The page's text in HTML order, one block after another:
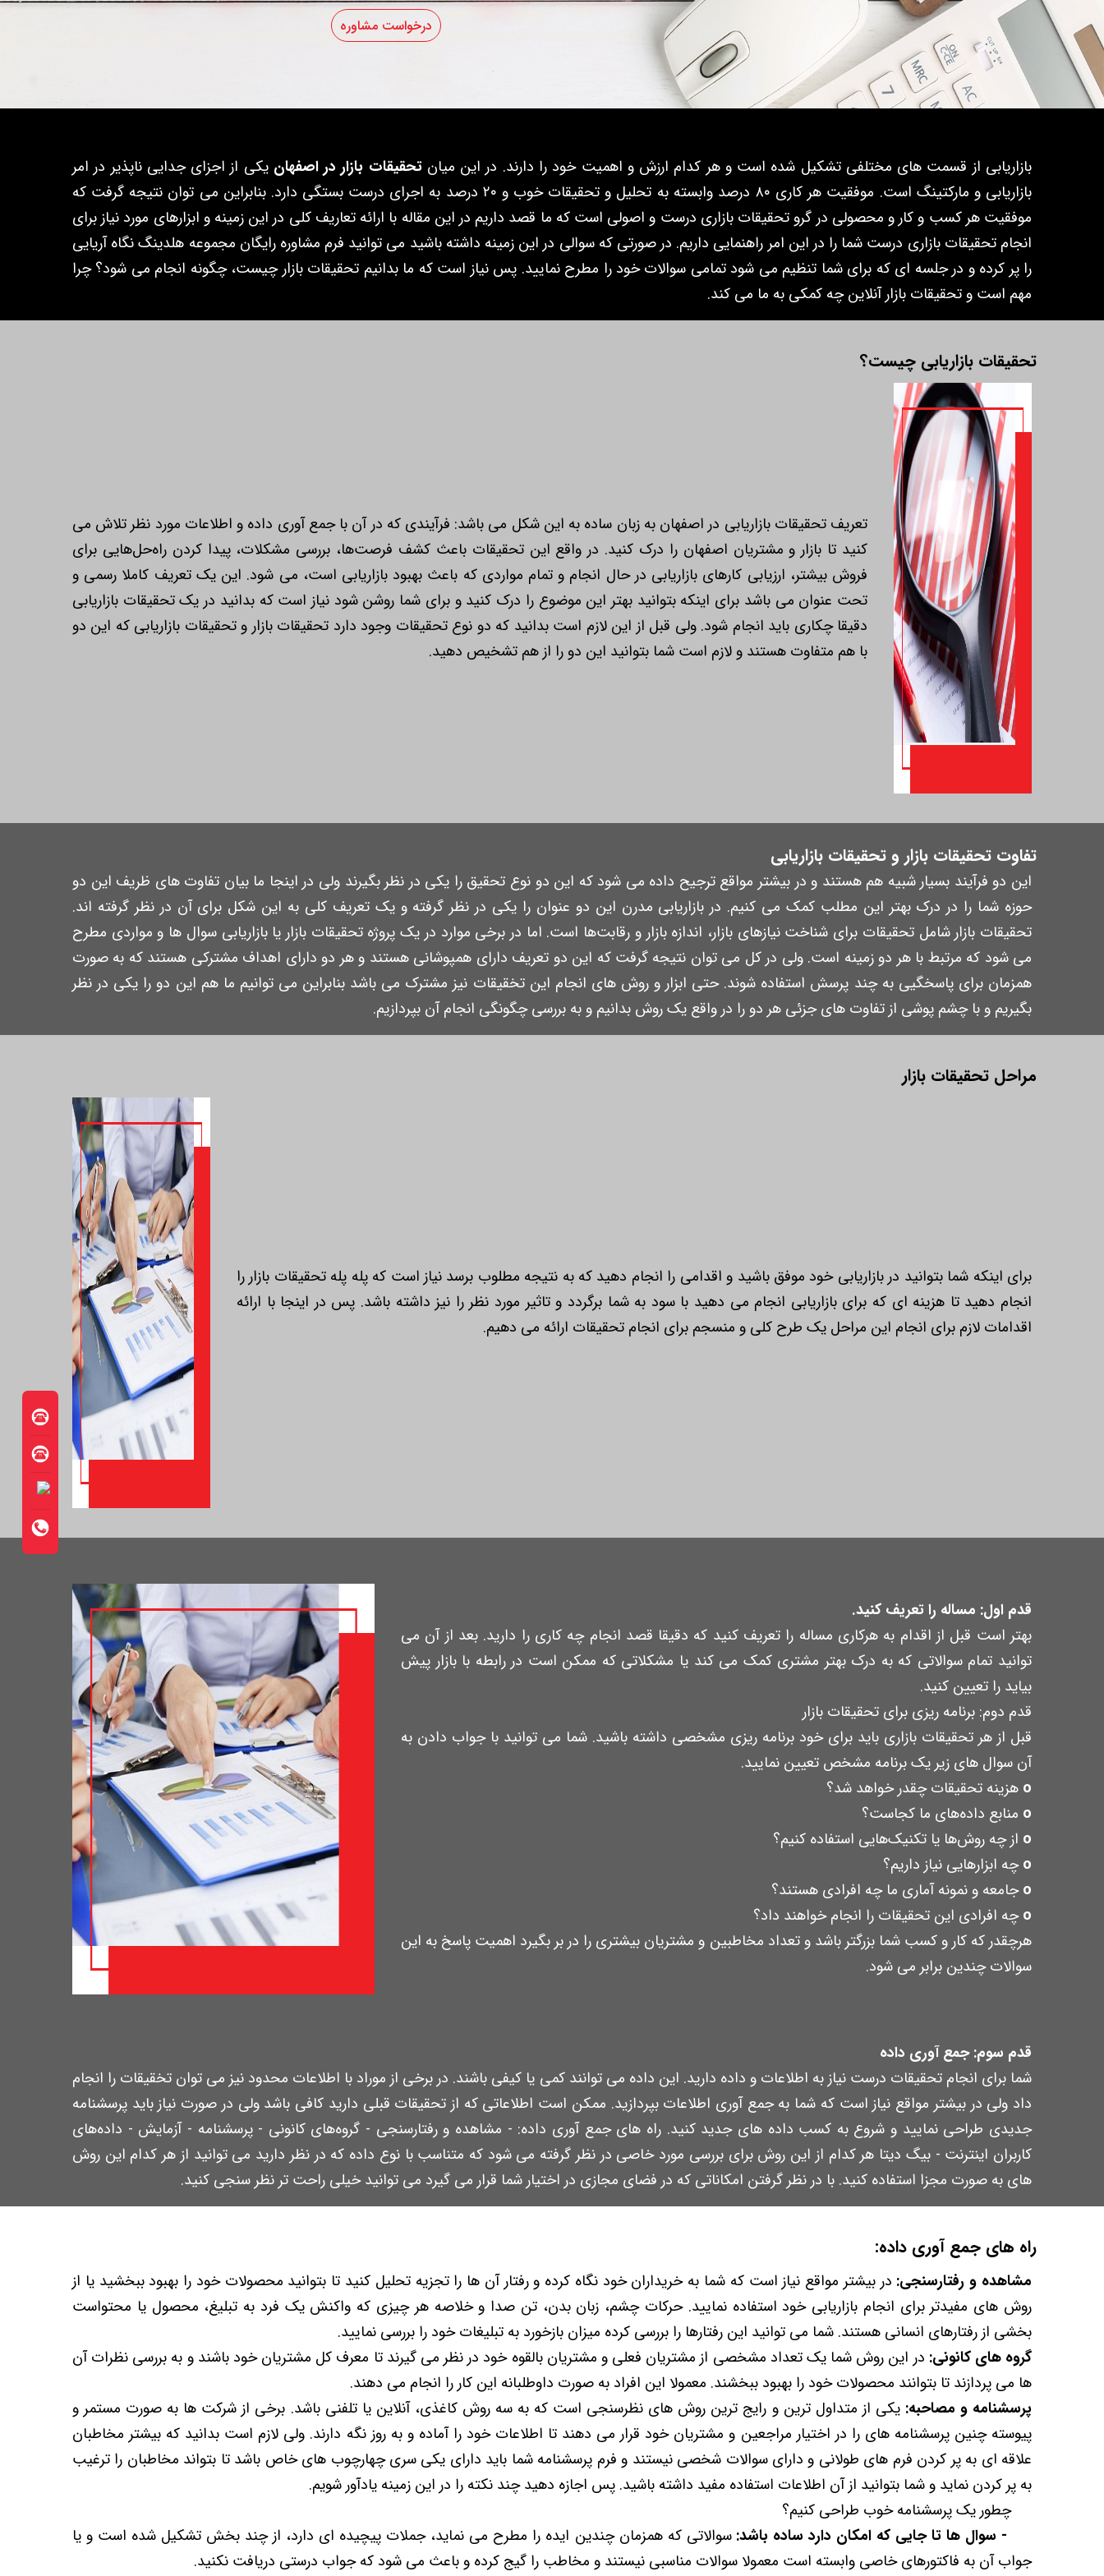
درخواست مشاوره
بازاریابی از قسمت های مختلفی تشکیل شده است و هر کدام ارزش و اهمیت خود را دارند. در این میانتحقیقات بازار در اصفهان یکی از اجزای جدایی ناپذیر در امر
بازاریابی و مارکتینگ است. موفقیت هر کاری ۸۰ درصد وابسته به تحلیل و تحقیقات خوب و ۲۰ درصد به اجرای درست بستگی دارد. بنابراین می توان نتیجه گرفت که
موفقیت هر کسب و کار و محصولی در گرو تحقیقات بازاری درست و اصولی است که ما قصد داریم در این مقاله با ارائه تعاریف کلی در این زمینه و ابزارهای مورد نیاز برای
انجام تحقیقات بازاری درست شما را در این امر راهنمایی داریم. در صورتی که سوالی در این زمینه داشته باشید می توانید فرم مشاوره رایگان مجموعه هلدینگ نگاه آریایی
را پر کرده و در جلسه ای که برای شما تنظیم می شود تمامی سوالات خود را مطرح نمایید. پس نیاز است که ما بدانیم تحقیقات بازار چیست، چگونه انجام می شود؟ چرا
مهم است و تحقیقات بازار آنلاین چه کمکی به ما می کند.
تحقیقات بازاریابی چیست؟
تعریف تحقیقات بازاریابی در اصفهان به زبان ساده به این شکل می باشد: فرآیندی که در آن با جمع آوری داده و اطلاعات مورد نظر تلاش می
کنید تا بازار و مشتریان اصفهان را درک کنید. در واقع این تحقیقات باعث کشف فرصت‌ها، بررسی مشکلات، پیدا کردن راه‌حل‌هایی برای
فروش بیشتر، ارزیابی کارهای بازاریابی در حال انجام و تمام مواردی که باعث بهبود بازاریابی است، می شود. این یک تعریف کاملا رسمی و
تحت عنوان می باشد برای اینکه بتوانید بهتر این موضوع را درک کنید و برای شما روشن شود نیاز است که بدانید در یک تحقیقات بازاریابی
دقیقا چکاری باید انجام شود. ولی قبل از این لازم است بدانید که دو نوع تحقیقات وجود دارد تحقیقات بازار و تحقیقات بازاریابی که این دو
با هم متفاوت هستند و لازم است شما بتوانید این دو را از هم تشخیص دهید.
تفاوت تحقیقات بازار و تحقیقات بازاریابی
این دو فرآیند بسیار شبیه هم هستند و در بیشتر مواقع ترجیح داده می شود که این دو نوع تحقیق را یکی در نظر بگیرند ولی در اینجا ما بیان تفاوت های ظریف این دو
حوزه شما را در درک بهتر این مطلب کمک می کنیم. در بازاریابی مدرن این دو عنوان را یکی در نظر گرفته و یک تعریف کلی به این شکل برای آن در نظر گرفته اند.
تحقیقات بازار شامل تحقیقات برای شناخت نیازهای بازار، اندازه بازار و رقابت‌ها است. اما در برخی موارد در یک پروژه تحقیقات بازار یا بازاریابی سوال ها و مواردی مطرح
می شود که مرتبط با هر دو زمینه است. ولی در کل می توان نتیجه گرفت که این دو تعریف دارای همپوشانی هستند و هر دو دارای اهداف مشترکی هستند که به صورت
همزمان برای پاسخگیی به چند پرسش استفاده شوند. حتی ابزار و روش های انجام این تخقیقات نیز مشترک می باشد بنابراین می توانیم ما هم این دو را یکی در نظر
بگیریم و با چشم پوشی از تفاوت های جزئی هر دو را در واقع یک روش بدانیم و به بررسی چگونگی انجام آن بپردازیم.
مراحل تحقیقات بازار
برای اینکه شما بتوانید در بازاریابی خود موفق باشید و اقدامی را انجام دهید که به نتیجه مطلوب برسد نیاز است که پله پله تحقیقات بازار را
انجام دهید تا هزینه ای که برای بازاریابی انجام می دهید با سود به شما برگردد و تاثیر مورد نظر را نیز داشته باشد. پس در اینجا با ارائه
اقدامات لازم برای انجام این مراحل یک طرح کلی و منسجم برای انجام تحقیقات ارائه می دهیم.
قدم اول: مساله را تعریف کنید.
بهتر است قبل از اقدام به هرکاری مساله را تعریف کنید که دقیقا قصد انجام چه کاری را دارید. بعد از آن می
توانید تمام سوالاتی که به درک بهتر مشتری کمک می کند یا مشکلاتی که ممکن است در رابطه با بازار پیش
بیاید را تعیین کنید.
قدم دوم: برنامه ریزی برای تحقیقات بازار
قبل از هر تحقیقات بازاری باید برای خود برنامه ریزی مشخصی داشته باشید. شما می توانید با جواب دادن به
آن سوال های زیر یک برنامه مشخص تعیین نمایید.
o هزینه تحقیقات چقدر خواهد شد؟
o منابع داده‌های ما کجاست؟
o از چه روش‌ها یا تکنیک‌هایی استفاده کنیم؟
oچه ابزارهایی نیاز داریم؟
oجامعه و نمونه آماری ما چه افرادی هستند؟
oچه افرادی این تحقیقات را انجام خواهند داد؟
هرچقدر که کار و کسب شما بزرگتر باشد و تعداد مخاطبین و مشتریان بیشتری را در بر بگیرد اهمیت پاسخ به این
سوالات چندین برابر می شود.
قدم سوم: جمع آوری داده
شما برای انجام تحقیقات درست نیاز به اطلاعات و داده دارید. این داده می توانند کمی یا کیفی باشند. در برخی از موراد با اطلاعات محدود نیز می توان تخقیقات را انجام
داد ولی در بیشتر مواقع نیاز است که شما به جمع آوری اطلاعات بپردازید. ممکن است اطلاعاتی که از تحقیقات قبلی دارید کافی باشد ولی در صورت نیاز باید پرسشنامه
جدیدی طراحی نمایید و شروع به کسب داده های جدید کنید. راه های جمع آوری داده: - مشاهده و رفتارسنجی - گروه‌‌های کانونی - پرسشنامه - آزمایش - داده‌های
کاربران اینترنت - بیگ دیتا هر کدام از این روش برای بررسی مورد خاصی در نظر گرفته می شود که متناسب با نوع داده که در نظر دارید می توانید از هر کدام این روش
های به صورت مجزا استفاده کنید. با در نظر گرفتن امکاناتی که در فضای مجازی در اختیار شما قرار می گیرد می توانید خیلی راحت تر نظر سنجی کنید.
راه های جمع آوری داده:
مشاهده و رفتارسنجی: در بیشتر مواقع نیاز است که شما به خریداران خود نگاه کرده و رفتار آن ها را تجزیه تحلیل کنید تا بتوانید محصولات خود را بهبود ببخشید یا از
روش های مفیدتر برای انجام بازاریابی خود استفاده نمایید. حرکات چشم، زبان بدن، تن صدا و خلاصه هر چیزی که واکنش یک فرد به تبلیغ، محصول یا محتواست
بخشی از رفتارهای انسانی هستند. شما می توانید این رفتارها را بررسی کرده میزان بازخورد به تبلیغات خود را بررسی نمایید.
گروه های کانونی: در این روش شما یک تعداد مشخصی از مشتریان فعلی و مشتریان بالقوه خود در نظر می گیرند تا معرف کل مشتریان خود باشند و به بررسی نظرات آن
ها می پردازند تا بتوانند محصولات خود را بهبود ببخشند. معمولا این افراد به صورت داوطلبانه این کار را انجام می دهند.
پرسشنامه و مصاحبه: یکی از متداول ترین و رایج ترین روش های نظرسنجی است که به سه روش کاغذی، آنلاین یا تلفنی باشد. برخی از شرکت ها به صورت مستمر و
پیوسته چنین پرسشنامه های را در اختیار مراجعین و مشتریان خود قرار می دهند تا اطلاعات خود را آماده و به روز نگه دارند. ولی لازم است بدانید که بیشتر مخاطبان
علاقه ای به پر کردن فرم های طولانی و دارای سوالات شخصی نیستند و فرم پرسشنامه شما باید دارای یکی سری چهارچوب های خاص باشد تا بتواند مخاطبان را ترغیب
به پر کردن نماید و شما بتوانید از آن اطلاعات استفاده مفید داشته باشید. پس اجازه دهید چند نکته را در این زمینه یادآور شویم.
چطور یک پرسشنامه خوب طراحی کنیم؟
- سوال ها تا جایی که امکان دارد ساده باشد: سوالاتی که همزمان چندین ایده را مطرح می نماید، جملات پیچیده ای دارد، از چند بخش تشکیل شده است و یا
جواب آن به فاکتورهای خاصی وابسته است معمولا سوالات مناسبی نیستند و مخاطب را گیج کرده و باعث می شود که جواب درستی دریافت نکنید.